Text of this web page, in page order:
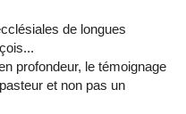
de longues
profondeur, le témoignage
et non pas un